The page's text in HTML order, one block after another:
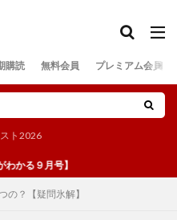
購読 無料会員 プレミアム会員
ト2026
月号】
の？【疑問氷解】